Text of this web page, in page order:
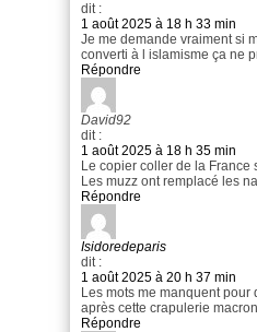
dit :
1 août 2025 à 18 h 33 min
Je me demande vraiment si
converti à l islamisme ça ne
Répondre
David92
dit :
1 août 2025 à 18 h 35 min
Le copier coller de la France
Les muzz ont remplacé les
Répondre
Isidoredeparis
dit :
1 août 2025 à 20 h 37 min
Les mots me manquent
après cette crapulerie
Répondre